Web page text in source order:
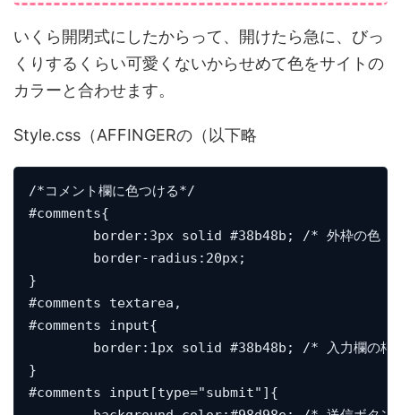
いくら開閉式にしたからって、開けたら急に、びっ
くりするくらい可愛くないからせめて色をサイトの
カラーと合わせます。
Style.css（AFFINGERの（以下略
/*コメント欄に色つける*/
#comments{
}
#comments textarea,
#comments input{
}
#comments input[type="submit"]{